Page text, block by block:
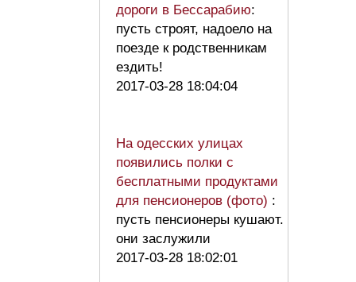
дороги в Бессарабию:
пусть строят, надоело на
поезде к родственникам
ездить!
2017-03-28 18:04:04
На одесских улицах
появились полки с
бесплатными продуктами
для пенсионеров (фото) :
пусть пенсионеры кушают.
они заслужили
2017-03-28 18:02:01